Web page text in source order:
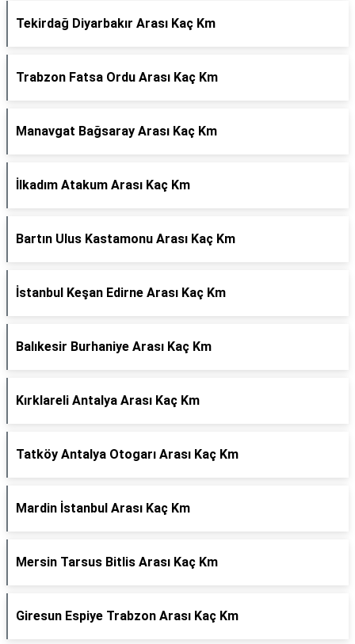
Tekirdağ Diyarbakır Arası Kaç Km
Trabzon Fatsa Ordu Arası Kaç Km
Manavgat Bağsaray Arası Kaç Km
İlkadım Atakum Arası Kaç Km
Bartın Ulus Kastamonu Arası Kaç Km
İstanbul Keşan Edirne Arası Kaç Km
Balıkesir Burhaniye Arası Kaç Km
Kırklareli Antalya Arası Kaç Km
Tatköy Antalya Otogarı Arası Kaç Km
Mardin İstanbul Arası Kaç Km
Mersin Tarsus Bitlis Arası Kaç Km
Giresun Espiye Trabzon Arası Kaç Km